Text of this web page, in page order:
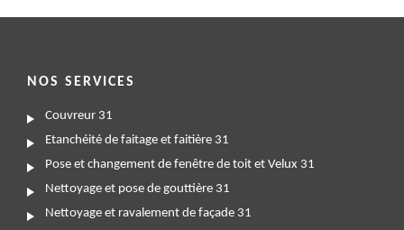
NOS SERVICES
Couvreur 31
Etanchéité de faitage et faitière 31
Pose et changement de fenêtre de toit et Velux 31
Nettoyage et pose de gouttière 31
Nettoyage et ravalement de façade 31